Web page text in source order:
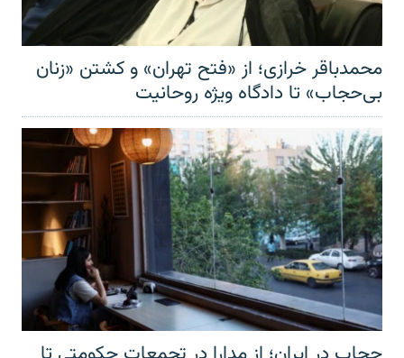
محمدباقر خرازی؛ از «فتح تهران» و کشتن «زنان
بی‌حجاب» تا دادگاه ویژه روحانیت